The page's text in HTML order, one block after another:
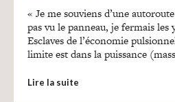
« Je me souviens d’une
pas vu le panneau, je fermais les
Esclaves de l’économie
limite est dans la puissance
Lire la suite